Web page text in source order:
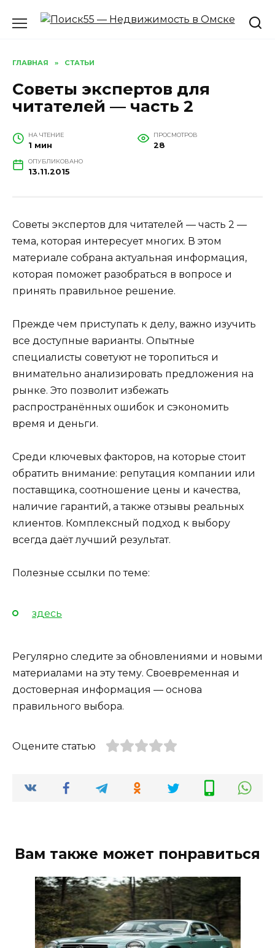
ГЛАВНАЯ » СТАТЬИ
Советы экспертов для
читателей — часть 2
НА ЧТЕНИЕ
1 мин
ПРОСМОТРОВ
28
ОПУБЛИКОВАНО
13.11.2015
Советы экспертов для читателей — часть 2 —
тема, которая интересует многих. В этом
материале собрана актуальная информация,
которая поможет разобраться в вопросе и
принять правильное решение.
Прежде чем приступать к делу, важно изучить
все доступные варианты. Опытные
специалисты советуют не торопиться и
внимательно анализировать предложения на
рынке. Это позволит избежать
распространённых ошибок и сэкономить
время и деньги.
Среди ключевых факторов, на которые стоит
обратить внимание: репутация компании или
поставщика, соотношение цены и качества,
наличие гарантий, а также отзывы реальных
клиентов. Комплексный подход к выбору
всегда даёт лучший результат.
Полезные ссылки по теме:
здесь
Регулярно следите за обновлениями и новыми
материалами на эту тему. Своевременная и
достоверная информация — основа
правильного выбора.
Оцените статью
Вам также может понравиться